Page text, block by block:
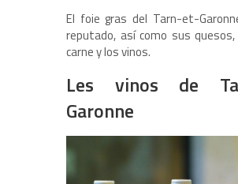
El foie gras del Tarn-et-
reputado, así como sus
carne y los vinos.
Les vinos de
Garonne